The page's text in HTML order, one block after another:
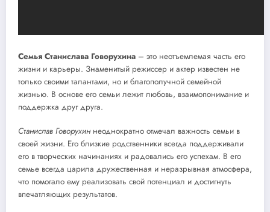
Семья Станислава Говорухина – это неотъемлемая часть его
жизни и карьеры. Знаменитый режиссер и актер известен не
только своими талантами, но и благополучной семейной
жизнью. В основе его семьи лежит любовь, взаимопонимание и
поддержка друг друга.
Станислав Говорухин неоднократно отмечал важность семьи в
своей жизни. Его близкие родственники всегда поддерживали
его в творческих начинаниях и радовались его успехам. В его
семье всегда царила дружественная и неразрывная атмосфера,
что помогало ему реализовать свой потенциал и достигнуть
впечатляющих результатов.